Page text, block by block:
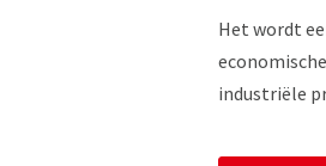
Het wordt
industriële